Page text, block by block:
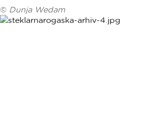
© Dunja Wedam